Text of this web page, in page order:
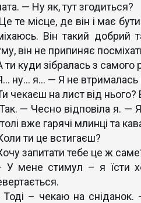
— Ну як, тут згодиться?
те місце, де він і має
Він такий добрий
він не припиняє
куди зібралась з самого
ну… я… — Я не втрималась
чекаєш на лист від
— Чесно відповіла я. —
вже гарячі млинці та
ти це встигаєш?
запитати тебе це ж
мене стимул – я їсти
– чекаю на сніданок.